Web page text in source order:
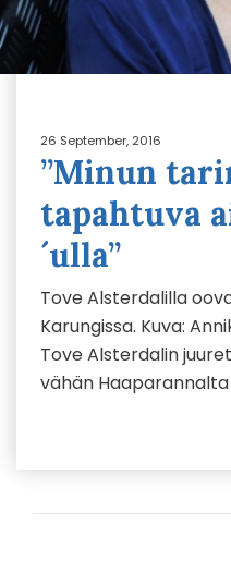
26 September, 2016
”Minun
tapahtuva
´ulla”
Tove Alsterdalilla
Karungissa. Kuva:
Tove Alsterdalin
vähän